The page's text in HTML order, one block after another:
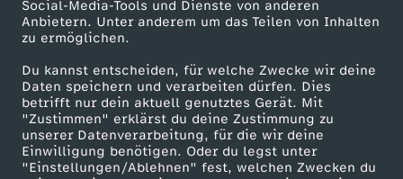
Social-Media-Tools und Dienste von anderen
Anbietern. Unter anderem um das Teilen von Inhalten
zu ermöglichen.
Du kannst entscheiden, für welche Zwecke wir deine
Daten speichern und verarbeiten dürfen. Dies
betrifft nur dein aktuell genutztes Gerät. Mit
"Zustimmen" erklärst du deine Zustimmung zu
unserer Datenverarbeitung, für die wir deine
Einwilligung benötigen. Oder du legst unter
"Einstellungen/Ablehnen" fest, welchen Zwecken du
n
h
ä
n
Karriere
ZDF goes Schule
Werbefernsehen
Mainzelmännchen